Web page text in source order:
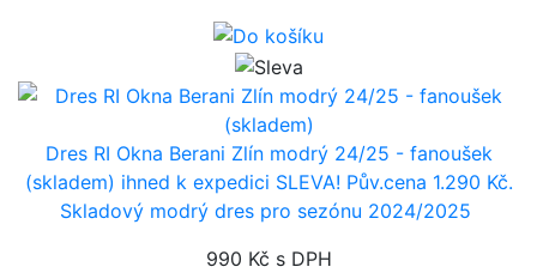
Dres RI Okna Berani Zlín modrý 24/25 - fanoušek
(skladem) ihned k expedici SLEVA! Pův.cena 1.290 Kč.
Skladový modrý dres pro sezónu 2024/2025
990 Kč s DPH